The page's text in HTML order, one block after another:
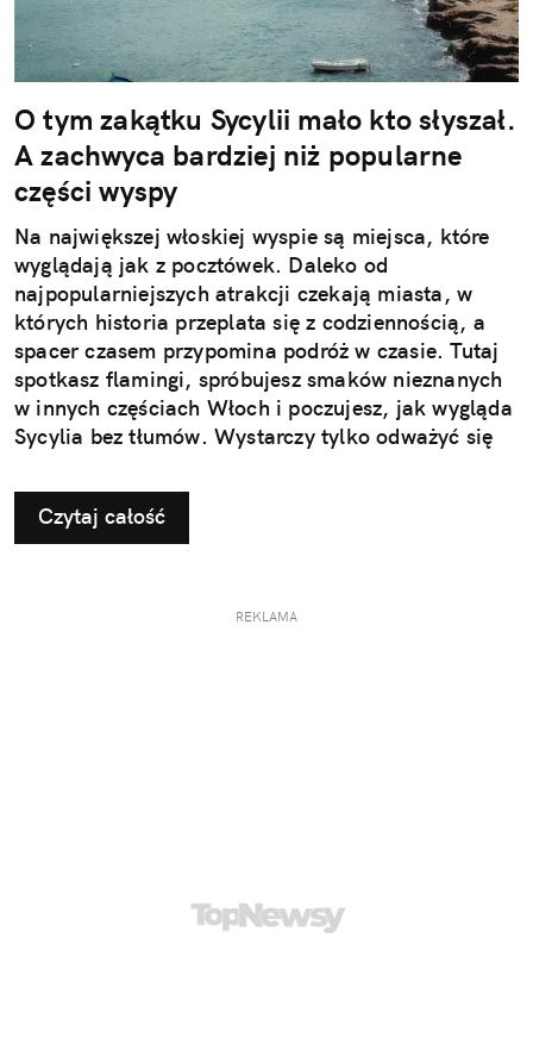
O tym zakątku Sycylii mało kto słyszał.
A zachwyca bardziej niż popularne
części wyspy
Na największej włoskiej wyspie są miejsca, które
wyglądają jak z pocztówek. Daleko od
najpopularniejszych atrakcji czekają miasta, w
których historia przeplata się z codziennością, a
spacer czasem przypomina podróż w czasie. Tutaj
spotkasz flamingi, spróbujesz smaków nieznanych
w innych częściach Włoch i poczujesz, jak wygląda
Sycylia bez tłumów. Wystarczy tylko odważyć się
Czytaj całość
REKLAMA